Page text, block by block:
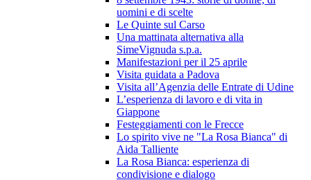
uomini e di scelte
Le Quinte sul Carso
Una mattinata alternativa alla
SimeVignuda s.p.a.
Manifestazioni per il 25 aprile
Visita guidata a Padova
Visita all’Agenzia delle Entrate di Udine
L’esperienza di lavoro e di vita in
Giappone
Festeggiamenti con le Frecce
Lo spirito vive ne "La Rosa Bianca" di
Aida Talliente
La Rosa Bianca: esperienza di
condivisione e dialogo